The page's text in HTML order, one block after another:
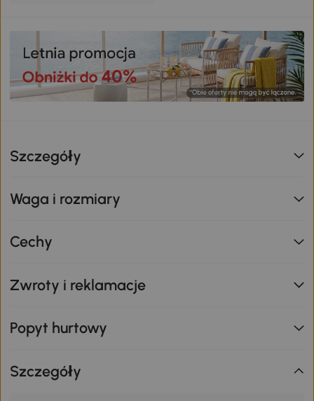
Szczegóły
Waga i rozmiary
Cechy
Zwroty i reklamacje
Popyt hurtowy
Szczegóły